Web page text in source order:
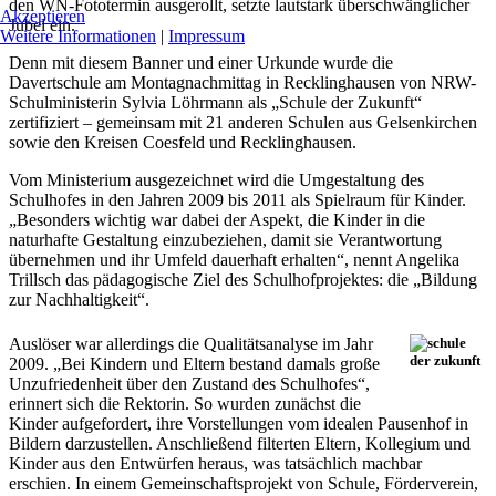
den WN-Fototermin ausgerollt, setzte lautstark überschwänglicher
Jubel ein.
Denn mit diesem Banner und einer Urkunde wurde die
Davertschule am Montagnachmittag in Recklinghausen von NRW-
Schulministerin Sylvia Löhrmann als „Schule der Zukunft“
zertifiziert – gemeinsam mit 21 anderen Schulen aus Gelsenkirchen
sowie den Kreisen Coesfeld und Recklinghausen.
Vom Ministerium ausgezeichnet wird die Umgestaltung des
Schulhofes in den Jahren 2009 bis 2011 als Spielraum für Kinder.
„Besonders wichtig war dabei der Aspekt, die Kinder in die
naturhafte Gestaltung einzubeziehen, damit sie Verantwortung
übernehmen und ihr Umfeld dauerhaft erhalten“, nennt Angelika
Trillsch das pädagogische Ziel des Schulhofprojektes: die „Bildung
zur Nachhaltigkeit“.
Auslöser war allerdings die Qualitätsanalyse im Jahr
2009. „Bei Kindern und Eltern bestand damals große
Unzufriedenheit über den Zustand des Schulhofes“,
erinnert sich die Rektorin. So wurden zunächst die
Kinder aufgefordert, ihre Vorstellungen vom idealen Pausenhof in
Bildern darzustellen. Anschließend filterten Eltern, Kollegium und
Kinder aus den Entwürfen heraus, was tatsächlich machbar
erschien. In einem Gemeinschaftsprojekt von Schule, Förderverein,
Akzeptieren
Weitere Informationen | Impressum